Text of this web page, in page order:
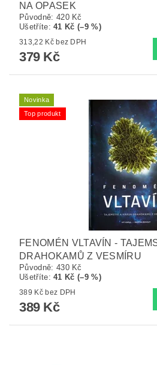
NA OPASEK
Původně: 420 Kč
Ušetříte:41 Kč (–9 %)
313,22 Kč bez DPH
379 Kč
Novinka
Top produkt
FENOMÉN VLTAVÍN -
DRAHOKAMŮ Z VESMÍRU
Původně: 430 Kč
Ušetříte:41 Kč (–9 %)
389 Kč bez DPH
389 Kč